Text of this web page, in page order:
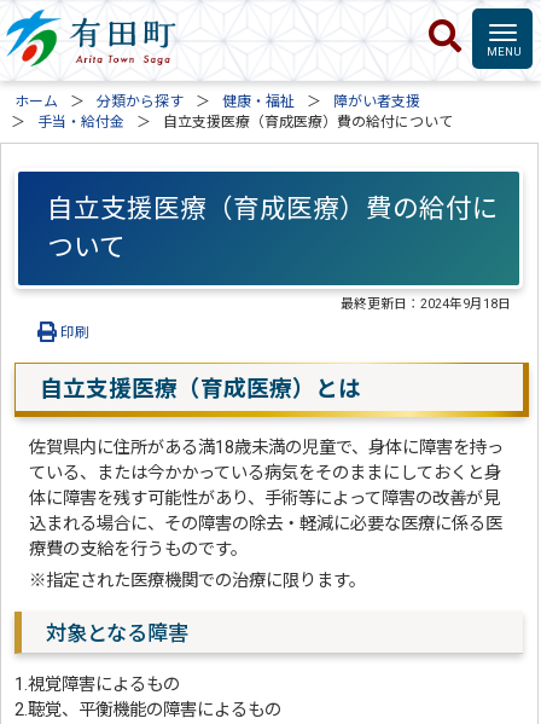
ホーム 分類から探す 健康・福祉
障がい者支援
手当・給付金
自立支援医療（育成医療）費の給付について
自立支援医療（育成医療）費の給付に
ついて
最終更新日：2024年9月18日
印刷
自立支援医療（育成医療）とは
佐賀県内に住所がある満18歳未満の児童で、身体に障害を持っ
ている、または今かかっている病気をそのままにしておくと身
体に障害を残す可能性があり、手術等によって障害の改善が見
込まれる場合に、その障害の除去・軽減に必要な医療に係る医
療費の支給を行うものです。
※指定された医療機関での治療に限ります。
対象となる障害
1.視覚障害によるもの
2.聴覚、平衡機能の障害によるもの